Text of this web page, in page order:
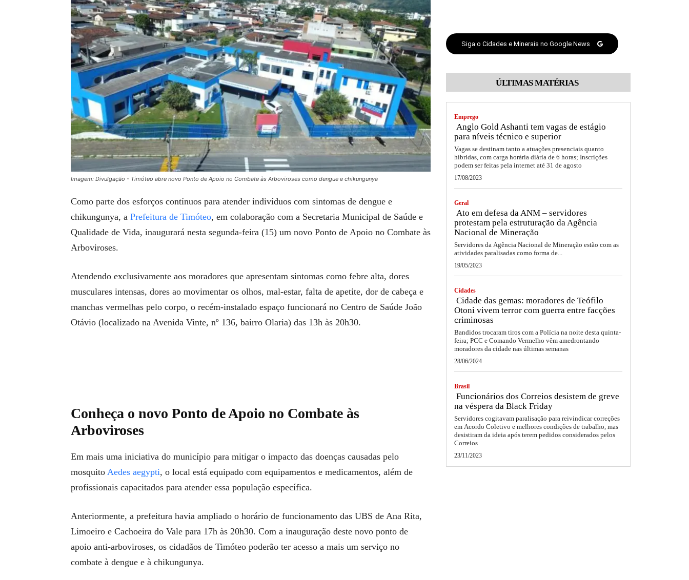
Imagem: Divulgação - Timóteo abre novo Ponto de Apoio no Combate às Arboviroses como dengue e chikungunya
Como parte dos esforços contínuos para atender indivíduos com sintomas de dengue e
chikungunya, a Prefeitura de Timóteo, em colaboração com a Secretaria Municipal de Saúde e
Qualidade de Vida, inaugurará nesta segunda-feira (15) um novo Ponto de Apoio no Combate às
Arboviroses.
Atendendo exclusivamente aos moradores que apresentam sintomas como febre alta, dores
musculares intensas, dores ao movimentar os olhos, mal-estar, falta de apetite, dor de cabeça e
manchas vermelhas pelo corpo, o recém-instalado espaço funcionará no Centro de Saúde João
Otávio (localizado na Avenida Vinte, nº 136, bairro Olaria) das 13h às 20h30.
Conheça o novo Ponto de Apoio no Combate às
Arboviroses
Em mais uma iniciativa do município para mitigar o impacto das doenças causadas pelo
mosquito Aedes aegypti, o local está equipado com equipamentos e medicamentos, além de
profissionais capacitados para atender essa população específica.
Anteriormente, a prefeitura havia ampliado o horário de funcionamento das UBS de Ana Rita,
Limoeiro e Cachoeira do Vale para 17h às 20h30. Com a inauguração deste novo ponto de
apoio anti-arboviroses, os cidadãos de Timóteo poderão ter acesso a mais um serviço no
combate à dengue e à chikungunya.
Siga o Cidades e Minerais no Google News
ÚLTIMAS MATÉRIAS
Emprego
Anglo Gold Ashanti tem vagas de estágio
para níveis técnico e superior
Vagas se destinam tanto a atuações presenciais quanto
híbridas, com carga horária diária de 6 horas; Inscrições
podem ser feitas pela internet até 31 de agosto
17/08/2023
Geral
Ato em defesa da ANM – servidores
protestam pela estruturação da Agência
Nacional de Mineração
Servidores da Agência Nacional de Mineração estão com as
atividades paralisadas como forma de...
19/05/2023
Cidades
Cidade das gemas: moradores de Teófilo
Otoni vivem terror com guerra entre facções
criminosas
Bandidos trocaram tiros com a Polícia na noite desta quinta-
feira; PCC e Comando Vermelho vêm amedrontando
moradores da cidade nas últimas semanas
28/06/2024
Brasil
Funcionários dos Correios desistem de greve
na véspera da Black Friday
Servidores cogitavam paralisação para reivindicar correções
em Acordo Coletivo e melhores condições de trabalho, mas
desistiram da ideia após terem pedidos considerados pelos
Correios
23/11/2023